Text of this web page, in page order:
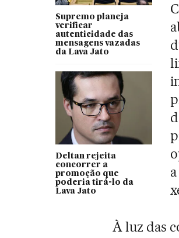
Supremo planeja
verificar
autenticidade das
mensagens vazadas
da Lava Jato
Deltan rejeita
concorrer a
promoção que
poderia tirá-lo da
Lava Jato
À luz das